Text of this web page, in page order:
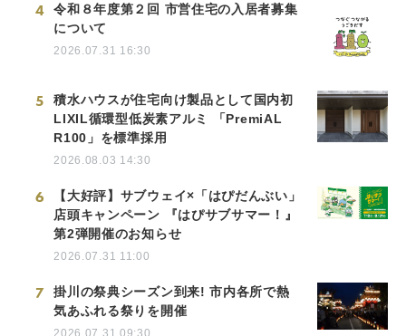
4
令和８年度第２回 市営住宅の入居者募集
について
2026.07.31 16:30
5
積水ハウスが住宅向け製品として国内初
LIXIL循環型低炭素アルミ 「PremiAL
R100」を標準採用
2026.08.03 14:30
6
【大好評】サブウェイ×「はぴだんぶい」
店頭キャンペーン 『はぴサブサマー！』
第2弾開催のお知らせ
2026.07.31 11:00
7
掛川の祭典シーズン到来! 市内各所で熱
気あふれる祭りを開催
2026.07.31 09:30